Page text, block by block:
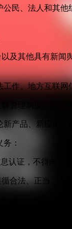
民、法人和其
及其他具有新
作。地方互联
管理制度，依法
产品、新应用
：
认证，不得向
合法、正当、
供与之对应的静